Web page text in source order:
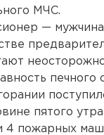
МЧС.
— мужчина
печного
пятого
4 пожарных